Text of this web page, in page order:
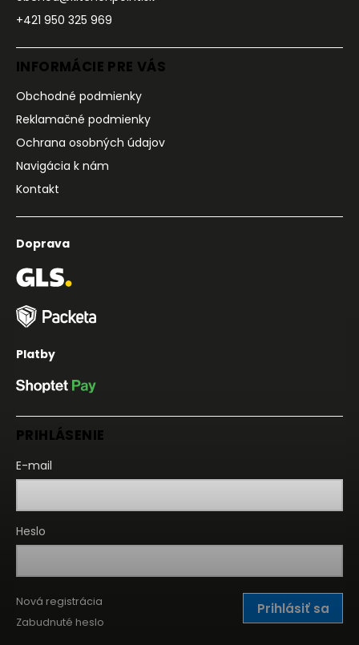
+421 950 325 969
INFORMÁCIE PRE VÁS
Obchodné podmienky
Reklamačné podmienky
Ochrana osobných údajov
Navigácia k nám
Kontakt
Doprava
Platby
PRIHLÁSENIE
E-mail
Heslo
Prihlásiť sa
Nová registrácia
Zabudnuté heslo